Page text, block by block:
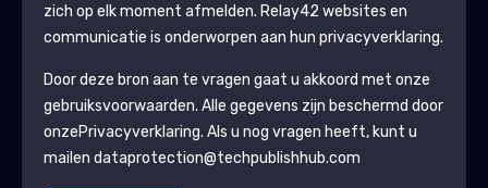
zich op elk moment afmelden. Relay42 websites en
communicatie is onderworpen aan hun privacyverklaring.
Door deze bron aan te vragen gaat u akkoord met onze
gebruiksvoorwaarden. Alle gegevens zijn beschermd door
onzePrivacyverklaring. Als u nog vragen heeft, kunt u
mailen dataprotection@techpublishhub.com